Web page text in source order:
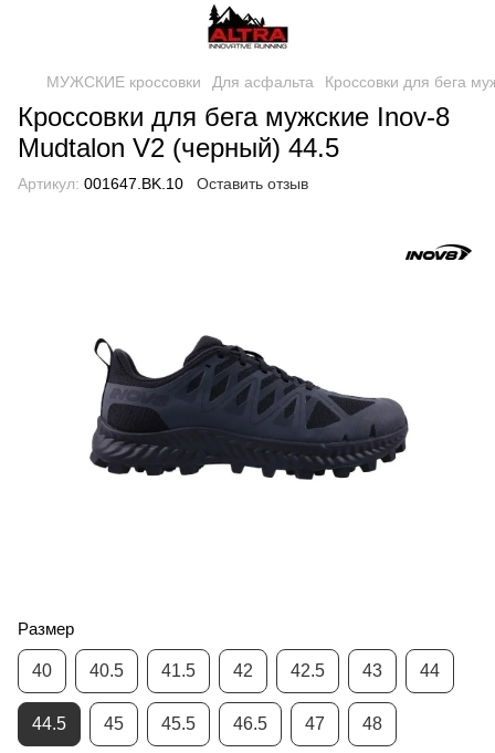
МУЖСКИЕ кроссовки Для асфальта Кроссовки для бега
Кроссовки для бега мужские Inov-8
Mudtalon V2 (черный) 44.5
Артикул: 001647.BK.10 Оставить отзыв
Размер
40 40.5 41.5 42 42.5 43 44
44.5 45 45.5 46.5 47 48